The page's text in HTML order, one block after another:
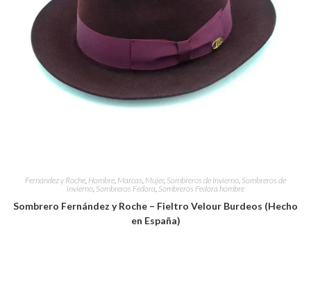
Fernández y Roche Hombre Marcas Mujer, Sombreros de Invierno Sombreros de
invierno Sombreros Fedora Sombreros Fedora hombre
Sombrero Fernández y Roche – Fieltro Velour Burdeos (Hecho
en España)